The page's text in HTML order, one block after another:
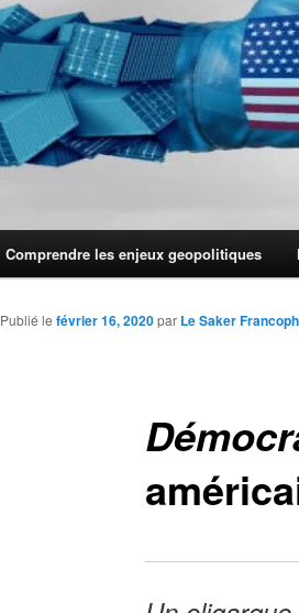
Comprendre les enjeux geopolitiques
Publié le février 16, 2020par Le Saker